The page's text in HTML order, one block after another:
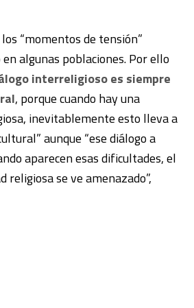
“momentos de tensión”
algunas poblaciones. Por ello
interreligioso es siempre
, porque cuando hay una
inevitablemente esto lleva a
aunque “ese diálogo a
aparecen esas dificultades, el
religiosa se ve amenazado”,